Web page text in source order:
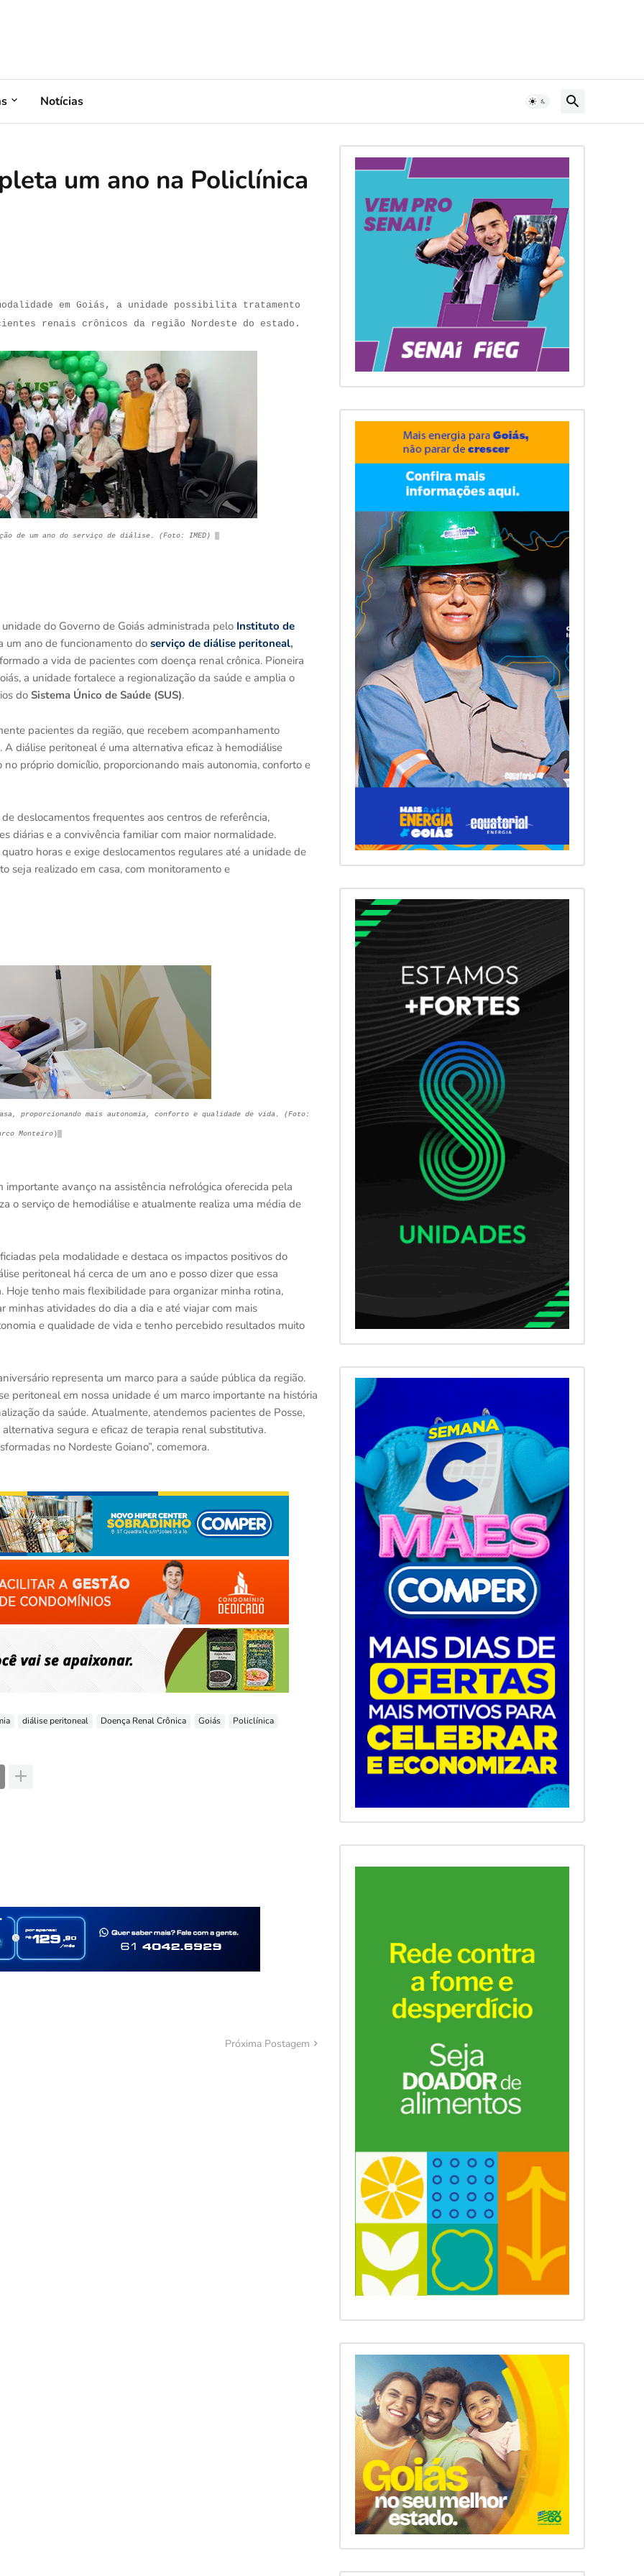
Notícias
um ano na Policlínica
em Goiás, a unidade possibilita tratamento
renais crônicos da região Nordeste do estado.
de um ano do serviço de diá lise. (Foto: IMED)
unidade do Governo de Goiás administrada pelo Instituto de
um ano de funcionamento do serviço de diálise peritoneal,
a vida de pacientes com doença renal crônica. Pioneira
a unidade fortalece a regionalização da saúde e amplia o
do Sistema Único de Saúde (SUS).
pacientes da região, que recebem acompanhamento
diálise peritoneal é uma alternativa eficaz à hemodiálise
próprio domicílio, proporcionando mais autonomia, conforto e
deslocamentos frequentes aos centros de referência,
diárias e a convivência familiar com maior normalidade.
horas e exige deslocamentos regulares até a unidade de
seja realizado em casa, com monitoramento e
proporcionando mais autonomia, conforto e qualidade de vida. (Foto:
Monteiro)
avanço na assistência nefrológica oferecida pela
o serviço de hemodiálise e atualmente realiza uma média de
pela modalidade e destaca os impactos positivos do
peritoneal há cerca de um ano e posso dizer que essa
tenho mais flexibilidade para organizar minha rotina,
minhas atividades do dia a dia e até viajar com mais
e qualidade de vida e tenho percebido resultados muito
representa um marco para a saúde pública da região.
peritoneal em nossa unidade é um marco importante na história
da saúde. Atualmente, atendemos pacientes de Posse,
segura e eficaz de terapia renal substitutiva.
no Nordeste Goiano”, comemora.
diálise peritoneal Doença Renal Crônica Goiás Policlínica
Próxima Postagem